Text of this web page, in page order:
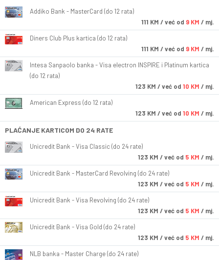
Addiko Bank - MasterCard (do 12 rata)
111 KM / već od 9 KM / mj.
Diners Club Plus kartica (do 12 rata)
111 KM / već od 9 KM / mj.
Intesa Sanpaolo banka - Visa electron INSPIRE i Platinum kartica
(do 12 rata)
123 KM / već od 10 KM / mj.
American Express (do 12 rata)
123 KM / već od 10 KM / mj.
PLAĆANJE KARTICOM DO 24 RATE
Unicredit Bank - Visa Classic (do 24 rate)
123 KM / već od 5 KM / mj.
Unicredit Bank - MasterCard Revolving (do 24 rate)
123 KM / već od 5 KM / mj.
Unicredit Bank - Visa Revolving (do 24 rate)
123 KM / već od 5 KM / mj.
Unicredit Bank - Visa Gold (do 24 rate)
123 KM / već od 5 KM / mj.
NLB banka - Master Charge (do 24 rate)